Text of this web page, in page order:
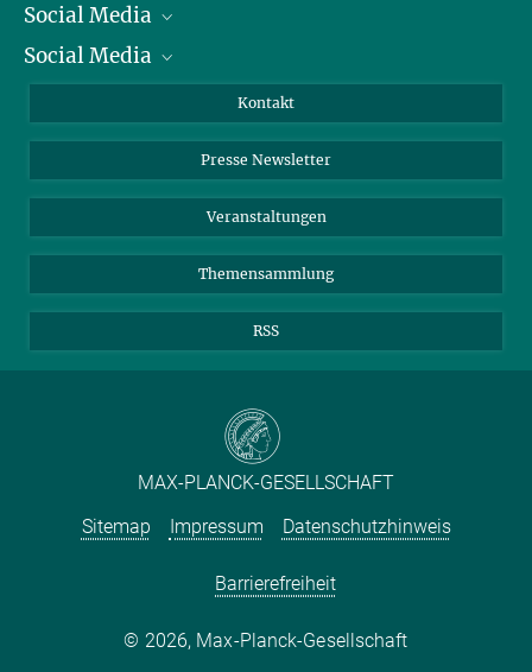
Präsident
Zahlen und Fakten
Meldestelle Fehlverhalten
Social Media
Bluesky
TikTok
Social Media
Instagram
YouTube
Kontakt
Presse Newsletter
Veranstaltungen
Themensammlung
RSS
MAX-PLANCK-GESELLSCHAFT
Sitemap
Impressum Datenschutzhinweis
Barrierefreiheit
2026, Max-Planck-Gesellschaft